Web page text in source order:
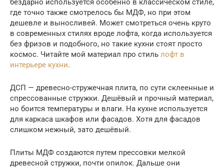
бездарно используется особенно в классическом стиле,
где точно также смотрелось бы МДФ, но при этом
дешевле и выносливей. Может смотреться очень круто
в современных стилях вроде лофта, когда используется
без фризов и подобного, но такие кухни стоят просто
космос. Читайте мой материал про стиль лофт в
интерьере кухни.
ДСП — древесно-стружечная плита, по сути склеенные и
спрессованные стружки. Дешёвый и прочный материал,
но боится температуры и влаги. На кухне используется
для каркаса шкафов или фасадов. Хотя для фасадов
слишком нежный, зато дешёвый.
Плиты МДФ создаются путем прессовки мелкой
древесной стружки, почти опилок. Дальше они